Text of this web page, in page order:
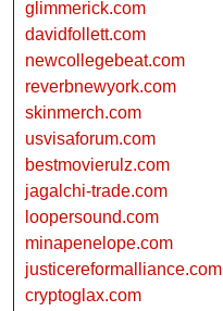
glimmerick.com
davidfollett.com
newcollegebeat.com
reverbnewyork.com
skinmerch.com
usvisaforum.com
bestmovierulz.com
jagalchi-trade.com
loopersound.com
minapenelope.com
justicereformalliance.com
cryptoglax.com